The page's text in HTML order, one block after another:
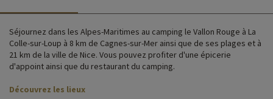
Séjournez dans les Alpes-Maritimes au camping le Vallon Rouge à La
Colle-sur-Loup à 8 km de Cagnes-sur-Mer ainsi que de ses plages et à
21 km de la ville de Nice. Vous pouvez profiter d'une épicerie
d'appoint ainsi que du restaurant du camping.
Découvrez les lieux